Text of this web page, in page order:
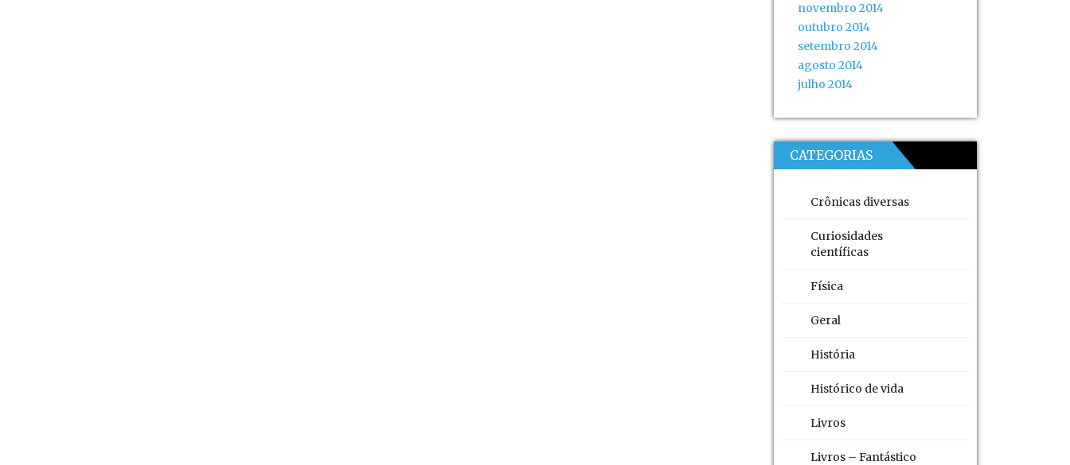
novembro 2014
outubro 2014
setembro 2014
agosto 2014
julho 2014
CATEGORIAS
Crônicas diversas
Curiosidades
científicas
Física
Geral
História
Histórico de vida
Livros
Livros – Fantástico